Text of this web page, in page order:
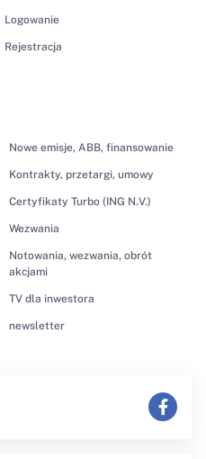
Nowe emisje, ABB, finansowanie
Kontrakty, przetargi, umowy
Certyfikaty Turbo (ING N.V.)
Wezwania
Notowania, wezwania, obrót
akcjami
TV dla inwestora
newsletter
Logowanie
Rejestracja